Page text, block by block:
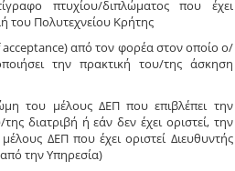
πτυχίου/διπλώματος που έχει
του Πολυτεχνείου Κρήτης
από τον φορέα στον οποίο ο/
την πρακτική του/της άσκηση
του μέλους ΔΕΠ που επιβλέπει την
διατριβή ή εάν δεν έχει οριστεί, την
ΔΕΠ που έχει οριστεί Διευθυντής
την Υπηρεσία)